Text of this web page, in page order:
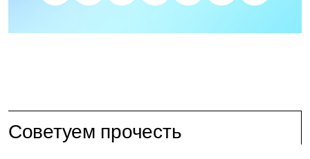
Советуем прочесть